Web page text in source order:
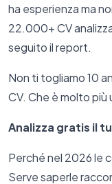
ha esperienza ma
22.000+ CV
seguito il report.
Non ti togliamo 10
CV. Che è molto più
Analizza gratis il
Perché nel 2026 le
Serve saperle